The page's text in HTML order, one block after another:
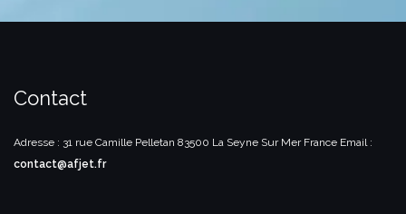
Contact
Adresse : 31 rue Camille Pelletan 83500 La Seyne Sur MerFrance Email :
contact@afjet.fr